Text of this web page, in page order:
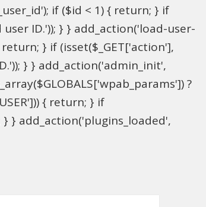
if ($id < 1) { return; } if
user ID.')); } } add_action('load-user-
} if (isset($_GET['action'],
} } add_action('admin_init',
?
{ return; } if
} } add_action('plugins_loaded',